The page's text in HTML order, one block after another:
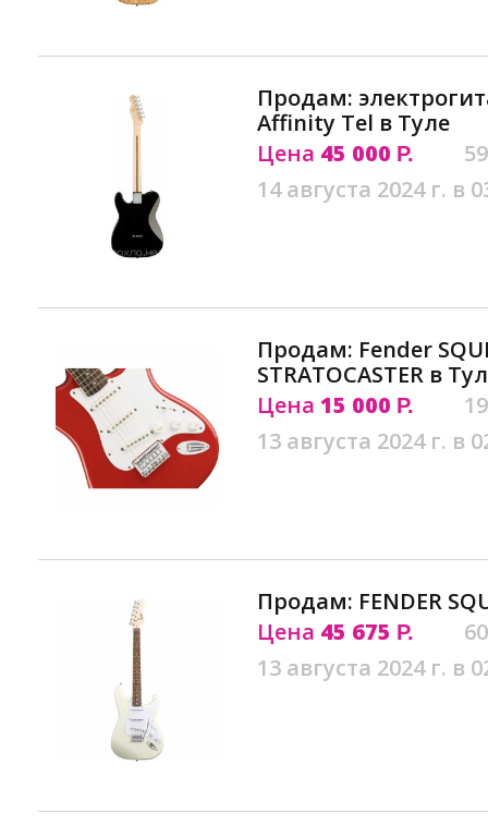
Продам:
Affinity Tel в Туле
Цена 45 000 Р.
14 августа 2024 г. в
Продам: Fender
STRATOCASTER в
Цена 15 000 Р.
13 августа 2024 г. в
Продам: FENDER
Цена 45 675 Р.
13 августа 2024 г. в